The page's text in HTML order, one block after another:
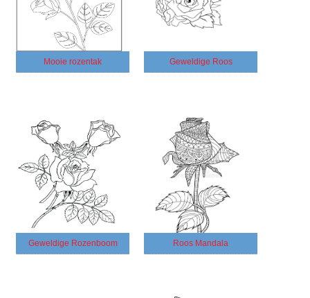
Mooie rozentak Geweldige Roos
Geweldige Rozenboom Roos Mandala